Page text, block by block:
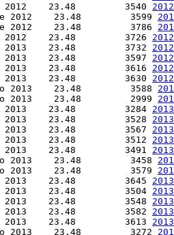
2012    23.48         3540
2012    23.48         3599
2012    23.48         3786
2012    23.48         3726
2013    23.48         3732
2013    23.48         3597
2013    23.48         3616
2013    23.48         3630
2013    23.48         3588
2013    23.48         2999
2013    23.48         3284
2013    23.48         3528
2013    23.48         3567
2013    23.48         3512
2013    23.48         3491
2013    23.48         3458
2013    23.48         3579
2013    23.48         3645
2013    23.48         3504
2013    23.48         3548
2013    23.48         3582
2013    23.48         3613
2013    23.48         3272